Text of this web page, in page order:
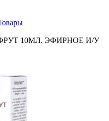
10МЛ. ЭФИРНОЕ И/У